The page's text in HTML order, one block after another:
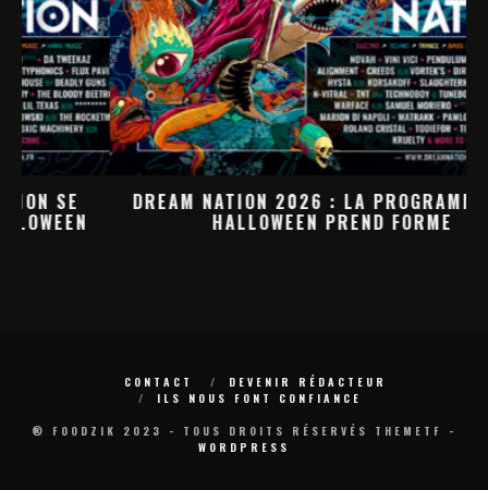
DREAM NATION 2026 : LA PROGRAMMATION
HALLOWEEN PREND FORME
CONTACT
DEVENIR RÉDACTEUR
ILS NOUS FONT CONFIANCE
® FOODZIK 2023 - TOUS DROITS RÉSERVÉS THEMETF -
WORDPRESS